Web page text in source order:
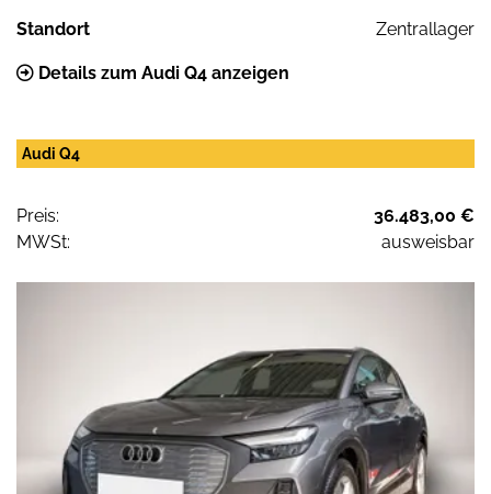
Standort Zentrallager
Details zum Audi Q4 anzeigen
Audi Q4
Preis:
36.483,00 €
MWSt:
ausweisbar